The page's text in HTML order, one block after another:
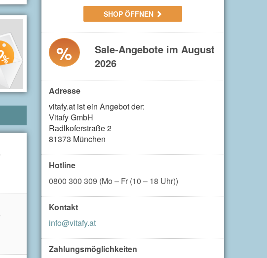
SHOP ÖFFNEN
%
Sale-Angebote im August
2026
Adresse
vitafy.at ist ein Angebot der:
Vitafy GmbH
Radlkoferstraße 2
81373 München
Hotline
0800 300 309 (Mo – Fr (10 – 18 Uhr))
Kontakt
info@vitafy.at
Zahlungsmöglichkeiten